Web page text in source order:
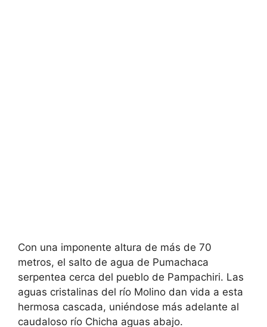
Con una imponente altura de más de 70
metros, el salto de agua de Pumachaca
serpentea cerca del pueblo de Pampachiri. Las
aguas cristalinas del río Molino dan vida a esta
hermosa cascada, uniéndose más adelante al
caudaloso río Chicha aguas abajo.